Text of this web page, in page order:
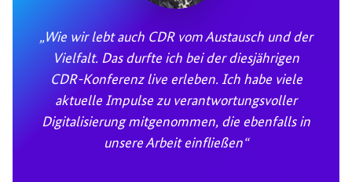
„Wie wir lebt auch CDR vom Austausch und der
Vielfalt. Das durfte ich bei der diesjährigen
CDR-Konferenz live erleben. Ich habe viele
aktuelle Impulse zu verantwortungsvoller
Digitalisierung mitgenommen, die ebenfalls in
unsere Arbeit einfließen“